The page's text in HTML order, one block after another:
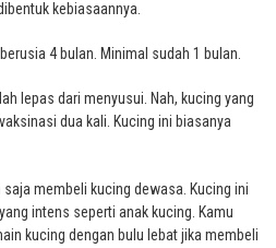
kebiasaannya.
4 bulan. Minimal sudah 1 bulan.
lepas dari menyusui. Nah, kucing yang
dua kali. Kucing ini biasanya
membeli kucing dewasa. Kucing ini
intens seperti anak kucing. Kamu
kucing dengan bulu lebat jika membeli